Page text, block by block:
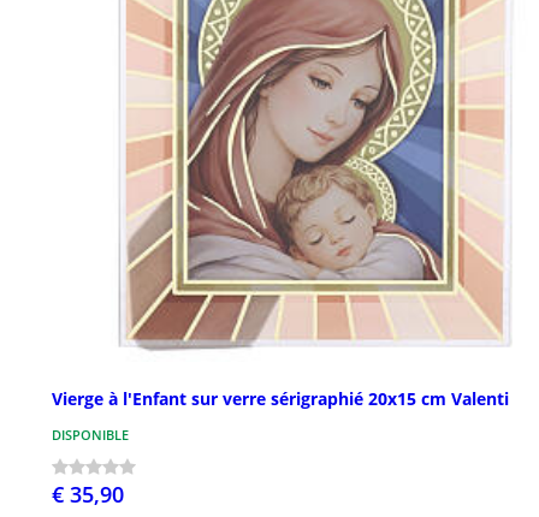
Vierge à l'Enfant sur verre sérigraphié 20x15 cm Valenti
DISPONIBLE
€ 35,90